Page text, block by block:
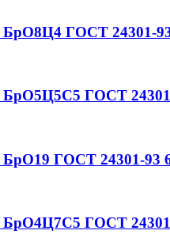
БрО8Ц4 ГОСТ 24301-
БрО5Ц5С5 ГОСТ
БрО19 ГОСТ 24301-93
БрО4Ц7С5 ГОСТ